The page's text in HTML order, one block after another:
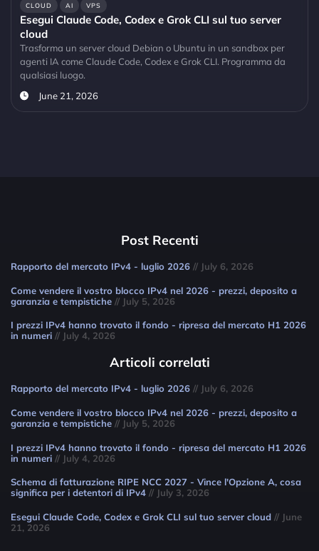
CLOUD AI VPS
Esegui Claude Code, Codex e Grok CLI sul tuo server
cloud
Trasforma un server cloud Debian o Ubuntu in un sandbox per
agenti IA come Claude Code, Codex e Grok CLI. Programma da
qualsiasi luogo.
June 21, 2026
Post Recenti
Rapporto del mercato IPv4 - luglio 2026 // July 6, 2026
Come vendere il vostro blocco IPv4 nel 2026 - prezzi, deposito a
garanzia e tempistiche // July 5, 2026
I prezzi IPv4 hanno trovato il fondo - ripresa del mercato H1 2026
in numeri // July 4, 2026
Articoli correlati
Rapporto del mercato IPv4 - luglio 2026 // July 6, 2026
Come vendere il vostro blocco IPv4 nel 2026 - prezzi, deposito a
garanzia e tempistiche // July 5, 2026
I prezzi IPv4 hanno trovato il fondo - ripresa del mercato H1 2026
in numeri // July 4, 2026
Schema di fatturazione RIPE NCC 2027 - Vince l'Opzione A, cosa
significa per i detentori di IPv4 // July 3, 2026
Esegui Claude Code, Codex e Grok CLI sul tuo server cloud // June
21, 2026